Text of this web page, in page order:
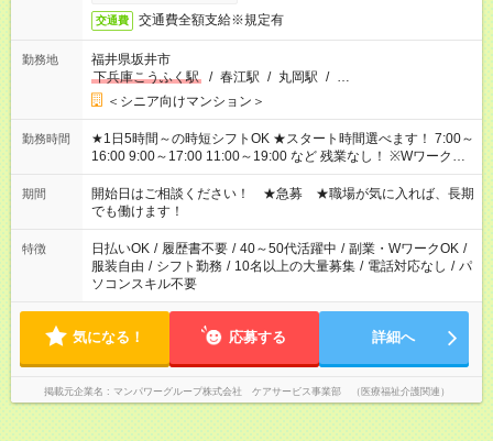
交通費 交通費全額支給※規定有
勤務地
福井県坂井市
下兵庫こうふく駅
/ 春江駅 / 丸岡駅 / …
＜シニア向けマンション＞
勤務時間
★1日5時間～の時短シフトOK ★スタート時間選べます！ 7:00～
16:00 9:00～17:00 11:00～19:00 など 残業なし！ ※Wワークの
場合、他のお仕事と合わせ週40時間超の就業はご案内できませ
ん ※法令に基づき、週20時間以上勤務は社会保険への加入対象
となります ※労働者派遣法（日雇い派遣の原則禁止）により、
短時間・短期間の就業はご案内が難しい場合があります
期間
開始日はご相談ください！ ★急募 ★職場が気に入れば、長期
でも働けます！
特徴 日払いOK / 履歴書不要 / 40～50代活躍中 / 副業・WワークOK /
服装自由 / シフト勤務 / 10名以上の大量募集 / 電話対応なし / パ
ソコンスキル不要
気になる！ 応募する 詳細へ
掲載元企業名 マンパワーグループ株式会社 ケアサービス事業部 （医療福祉介護関連）